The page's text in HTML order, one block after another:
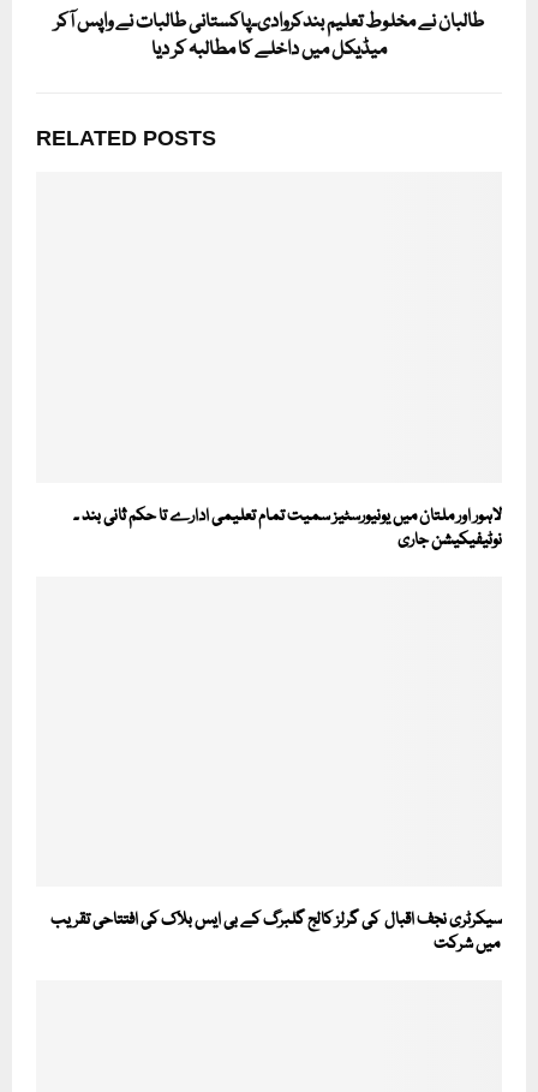
طالبان نے مخلوط تعلیم بندکروادی۔پاکستانی طالبات نے واپس آکر
میڈیکل میں داخلے کا مطالبہ کر دیا
RELATED POSTS
لاہور اور ملتان میں یونیورسٹیز سمیت تمام تعلیمی ادارے تا حکم ثانی بند ۔
نوٹیفیکیشن جاری
سیکرٹری نجف اقبال کی گرلز کالج گلبرگ کے بی ایس بلاک کی افتتاحی تقریب
میں شرکت